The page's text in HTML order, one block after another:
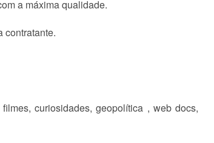
a máxima qualidade.
contratante.
curiosidades, geopolítica , web docs,